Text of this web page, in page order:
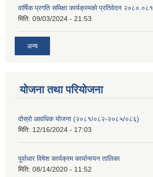
वार्षिक प्रगति समिक्षा कार्यक्रमको प्रतिवेदन २०८०.०८१
मिति: 09/03/2024 - 21:53
अन्य
योजना तथा परियोजना
दोस्रो आवधिक योजना (२०८१/०८२-२०८५/०८६)
मिति: 12/16/2024 - 17:03
पूर्वाधार विषेश कार्यक्रम कार्यान्वयन तालिका
मिति: 08/14/2020 - 11:52